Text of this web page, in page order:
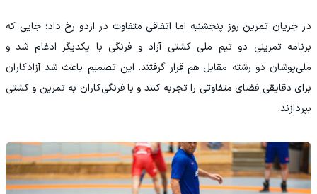
در جریان تمرین روز پنجشنبه اما اتفاقی متفاوت در اردو رخ داد؛ جایی که
برنامه تمرینی دو تیم ملی کشتی آزاد و فرنگی با یکدیگر ادغام شد و
ملی‌پوشان دو رشته مقابل هم قرار گرفتند. این تصمیم باعث شد آزادکاران
برای دقایقی فضای متفاوتی را تجربه کنند و با فرنگی‌کاران به تمرین و کشتی
بپردازند.